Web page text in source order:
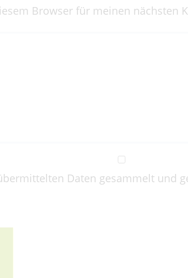
Browser für meinen nächsten
Daten gesammelt und